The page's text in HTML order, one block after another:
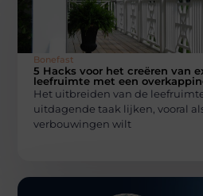
Bonefast
5 Hacks voor het creëren van
leefruimte met een
Het uitbreiden van de
uitdagende taak lijken, vooral
verbouwingen wilt